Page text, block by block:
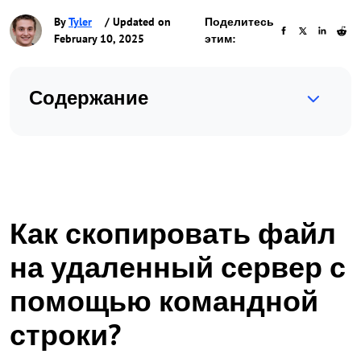
ByTyler
/ Updated on
February 10, 2025
Поделитесь
этим:
Содержание
Как скопировать файл
на удаленный сервер с
помощью командной
строки?